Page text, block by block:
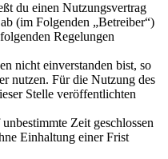
du einen Nutzungsvertrag
(im Folgenden „Betreiber“)
Regelungen
nicht einverstanden bist, so
nutzen. Für die Nutzung des
Stelle veröffentlichten
Zeit geschlossen
Einhaltung einer Frist